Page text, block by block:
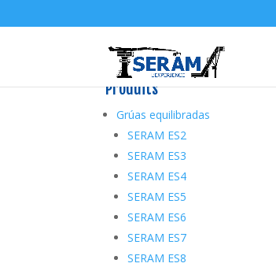
Produits
Grúas equilibradas
SERAM ES2
SERAM ES3
SERAM ES4
SERAM ES5
SERAM ES6
SERAM ES7
SERAM ES8